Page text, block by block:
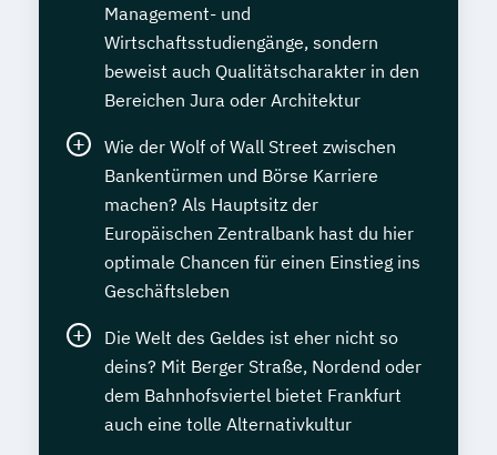
Management- und
Wirtschaftsstudiengänge, sondern
beweist auch Qualitätscharakter in den
Bereichen Jura oder Architektur
Wie der Wolf of Wall Street zwischen
Bankentürmen und Börse Karriere
machen? Als Hauptsitz der
Europäischen Zentralbank hast du hier
optimale Chancen für einen Einstieg ins
Geschäftsleben
Die Welt des Geldes ist eher nicht so
deins? Mit Berger Straße, Nordend oder
dem Bahnhofsviertel bietet Frankfurt
auch eine tolle Alternativkultur